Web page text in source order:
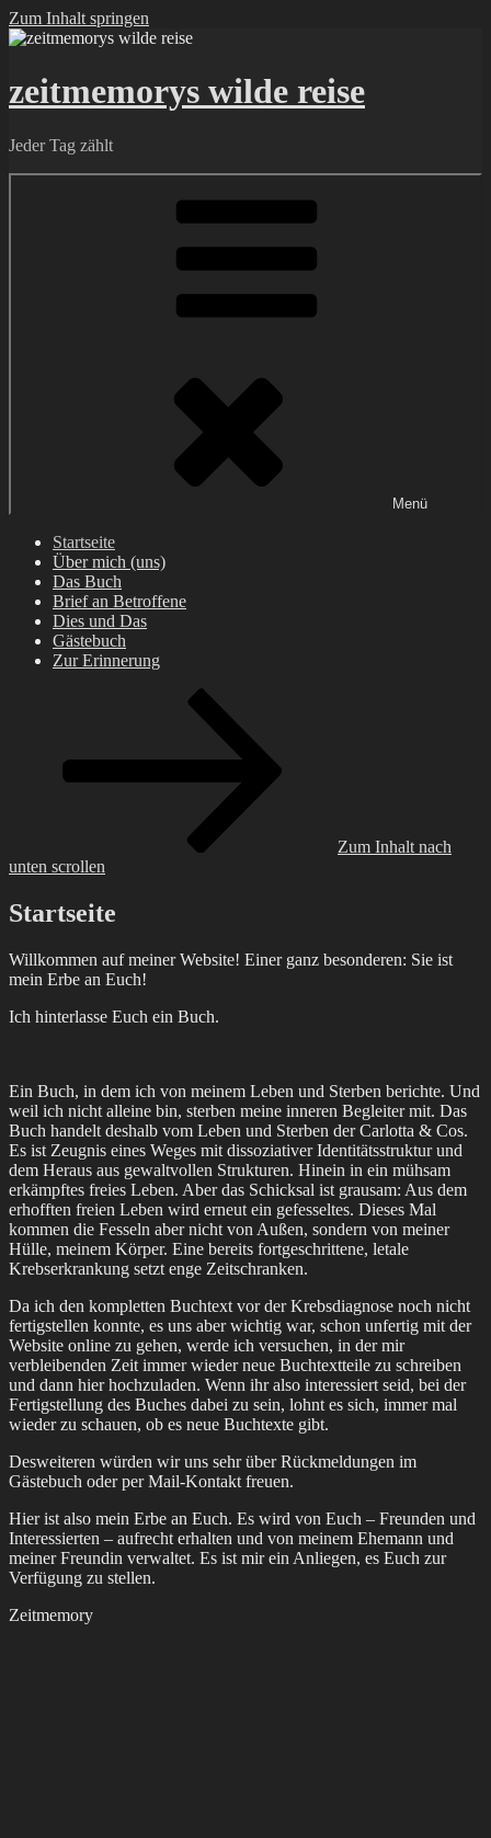
Zum Inhalt springen
zeitmemorys wilde reise
Jeder Tag zählt
Menü
Startseite
Über mich (uns)
Das Buch
Brief an Betroffene
Dies und Das
Gästebuch
Zur Erinnerung
Zum Inhalt nach
unten scrollen
Startseite
Willkommen auf meiner Website! Einer ganz besonderen: Sie ist
mein Erbe an Euch!
Ich hinterlasse Euch ein Buch.
Ein Buch, in dem ich von meinem Leben und Sterben berichte. Und
weil ich nicht alleine bin, sterben meine inneren Begleiter mit. Das
Buch handelt deshalb vom Leben und Sterben der Carlotta & Cos.
Es ist Zeugnis eines Weges mit dissoziativer Identitätsstruktur und
dem Heraus aus gewaltvollen Strukturen. Hinein in ein mühsam
erkämpftes freies Leben. Aber das Schicksal ist grausam: Aus dem
erhofften freien Leben wird erneut ein gefesseltes. Dieses Mal
kommen die Fesseln aber nicht von Außen, sondern von meiner
Hülle, meinem Körper. Eine bereits fortgeschrittene, letale
Krebserkrankung setzt enge Zeitschranken.
Da ich den kompletten Buchtext vor der Krebsdiagnose noch nicht
fertigstellen konnte, es uns aber wichtig war, schon unfertig mit der
Website online zu gehen, werde ich versuchen, in der mir
verbleibenden Zeit immer wieder neue Buchtextteile zu schreiben
und dann hier hochzuladen. Wenn ihr also interessiert seid, bei der
Fertigstellung des Buches dabei zu sein, lohnt es sich, immer mal
wieder zu schauen, ob es neue Buchtexte gibt.
Desweiteren würden wir uns sehr über Rückmeldungen im
Gästebuch oder per Mail-Kontakt freuen.
Hier ist also mein Erbe an Euch. Es wird von Euch – Freunden und
Interessierten – aufrecht erhalten und von meinem Ehemann und
meiner Freundin verwaltet. Es ist mir ein Anliegen, es Euch zur
Verfügung zu stellen.
Zeitmemory